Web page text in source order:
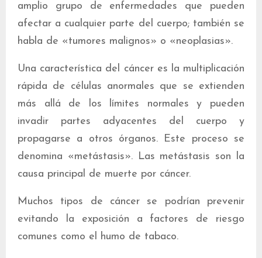
amplio grupo de enfermedades que pueden
afectar a cualquier parte del cuerpo; también se
habla de «tumores malignos» o «neoplasias».
Una característica del cáncer es la multiplicación
rápida de células anormales que se extienden
más allá de los límites normales y pueden
invadir partes adyacentes del cuerpo y
propagarse a otros órganos. Este proceso se
denomina «metástasis». Las metástasis son la
causa principal de muerte por cáncer.
Muchos tipos de cáncer se podrían prevenir
evitando la exposición a factores de riesgo
comunes como el humo de tabaco.